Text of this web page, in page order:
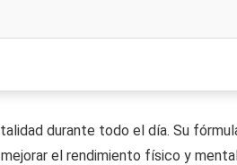
durante todo el día. Su
el rendimiento físico y